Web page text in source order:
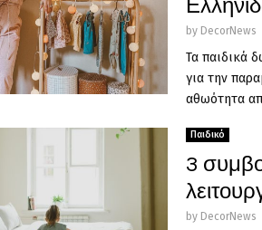
by DecorNews
Τα παιδικά
για την
αθωότητα
Παιδικό
3
by DecorNews